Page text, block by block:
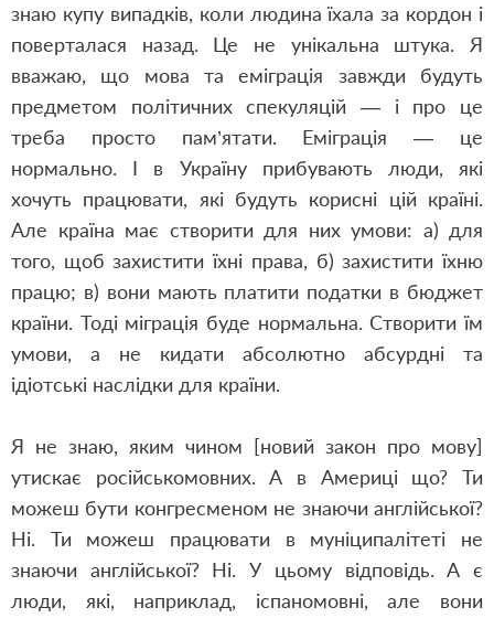
знаю купу випадків, коли людина їхала за кордон і
поверталася назад. Це не унікальна штука. Я
вважаю, що мова та еміграція завжди будуть
предметом політичних спекуляцій — і про це
треба просто пам’ятати. Еміграція — це
нормально. І в Україну прибувають люди, які
хочуть працювати, які будуть корисні цій країні.
Але країна має створити для них умови: а) для
того, щоб захистити їхні права, б) захистити їхню
працю; в) вони мають платити податки в бюджет
країни. Тоді міграція буде нормальна. Створити їм
умови, а не кидати абсолютно абсурдні та
ідіотські наслідки для країни.
Я не знаю, яким чином [новий закон про мову]
утискає російськомовних. А в Америці що? Ти
можеш бути конгресменом не знаючи англійської?
Ні. Ти можеш працювати в муніципалітеті не
знаючи англійської? Ні. У цьому відповідь. А є
люди, які, наприклад, іспаномовні, але вони